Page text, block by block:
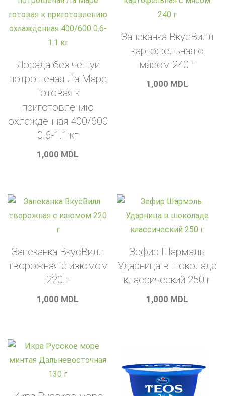
Дорада без чешуи
потрошеная Ла Маре
готовая к
приготовлению
охлажденная 400/600
0.6-1.1 кг
1,000 MDL
Запеканка ВкусВилл
картофельная с
мясом 240 г
1,000 MDL
Запеканка ВкусВилл
творожная с изюмом
220 г
1,000 MDL
Зефир Шармэль
Ударница в шоколаде
классический 250 г
1,000 MDL